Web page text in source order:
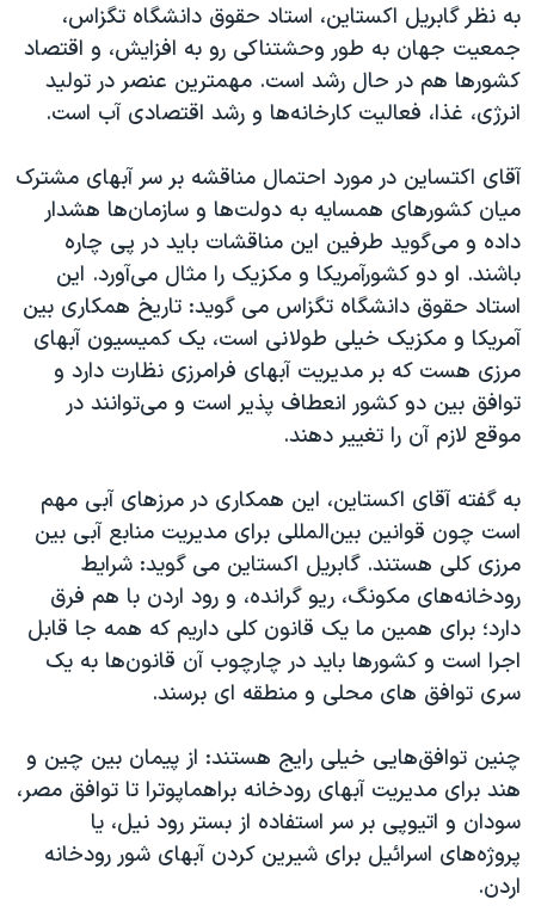
سفر پرزیدنت ترامپ به چین
به نظر گابریل اکستاین، استاد حقوق دانشگاه تگزاس،
جمعیت جهان به طور وحشتناکی رو به افزایش، و اقتصاد
کشورها هم در حال رشد است. مهمترین عنصر در‌ تولید
انرژی، غذا، فعالیت کارخانه‌ها و رشد اقتصادی آب است.
آقای اکتساین در مورد احتمال مناقشه بر سر آبهای مشترک
میان کشورهای همسایه به دولت‌ها و سازمان‌ها هشدار
داده و می‌گوید طرفین این مناقشات باید در پی چاره
باشند. او دو کشورآمریکا و مکزیک را مثال می‌آورد. این
استاد حقوق دانشگاه تگزاس می گوید: تاریخ همکاری بین
آمریکا و مکزیک خیلی طولانی است، یک کمیسیون آبهای
مرزی هست که بر مدیریت آبهای فرامرزی نظارت دارد و
توافق بین دو کشور انعطاف پذیر است و می‌توانند در
موقع لازم آن را تغییر دهند.
به گفته آقای اکستاین، این همکاری در مرزهای آبی مهم
است چون قوانین بین‌المللی برای مدیریت منابع آبی بین
مرزی کلی هستند. گابریل اکستاین می گوید: شرایط
رودخانه‌های مکونگ، ریو گرانده، و رود اردن با هم فرق
دارد؛ برای همین ما یک قانون کلی داریم که همه جا قابل
اجرا است و کشورها باید در چارچوب آن قانون‌ها به یک
سری توافق های محلی و منطقه ای ‌برسند.
چنین توافق‌هایی خیلی رایج هستند: از پیمان‌ بین چین و
هند برای مدیریت آبهای رودخانه براهماپوترا تا توافق مصر،
سودان و اتیوپی بر سر استفاده از بستر رود نیل، یا
پروژه‌های اسرائیل برای شیرین کردن آبهای شور رودخانه
اردن.